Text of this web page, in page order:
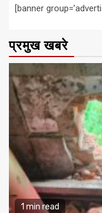
[banner
प्रमुख खबरे
1 min read